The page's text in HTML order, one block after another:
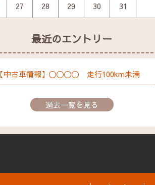
27 28 29 30 31
最近のエントリー
【中古車情報】〇〇〇〇 走行100km未満
過去一覧を見る